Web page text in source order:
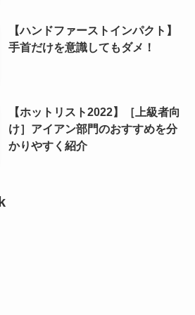
【ハンドファーストインパクト】
手首だけを意識してもダメ！
【ホットリスト2022】［上級者向
け］アイアン部門のおすすめを分
かりやすく紹介